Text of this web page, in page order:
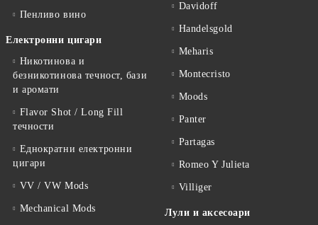
Пенливо вино
Електронни цигари
Никотинова и
безникотинова течност, бази
и аромати
Flavor Shot / Long Fill
течности
Еднократни електронни
цигари
VV / VW Mods
Mechanical Mods
Davidoff
Handelsgold
Meharis
Montecristo
Moods
Panter
Partagas
Romeo Y Julieta
Villiger
Лули и аксесоари